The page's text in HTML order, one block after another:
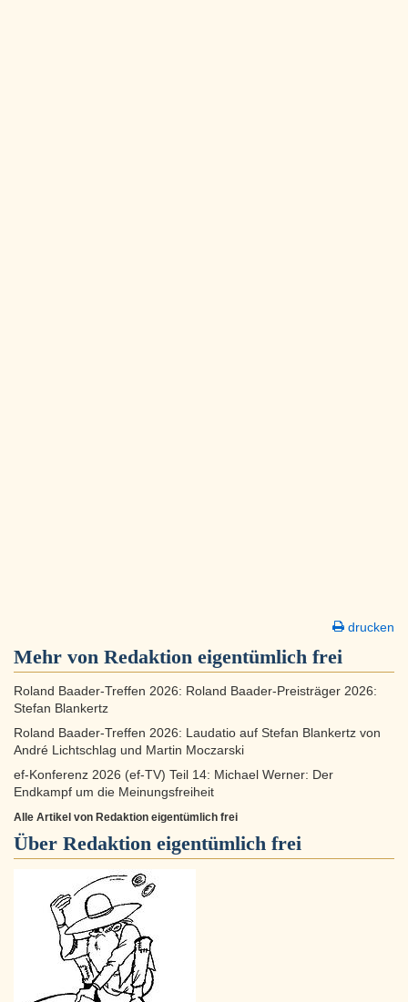
drucken
Mehr von Redaktion eigentümlich frei
Roland Baader-Treffen 2026: Roland Baader-Preisträger 2026:
Stefan Blankertz
Roland Baader-Treffen 2026: Laudatio auf Stefan Blankertz von
André Lichtschlag und Martin Moczarski
ef-Konferenz 2026 (ef-TV) Teil 14: Michael Werner: Der
Endkampf um die Meinungsfreiheit
Alle Artikel von Redaktion eigentümlich frei
Über Redaktion eigentümlich frei